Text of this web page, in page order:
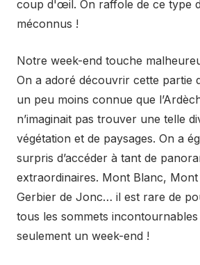
coup d'œil. On raffole de ce type
méconnus !
Notre week-end touche
On a adoré découvrir cette partie
un peu moins connue que
n’imaginait pas trouver une telle
végétation et de paysages. On a
surpris d’accéder à tant de
extraordinaires. Mont Blanc,
Gerbier de Jonc… il est rare de
tous les sommets
seulement un week-end !